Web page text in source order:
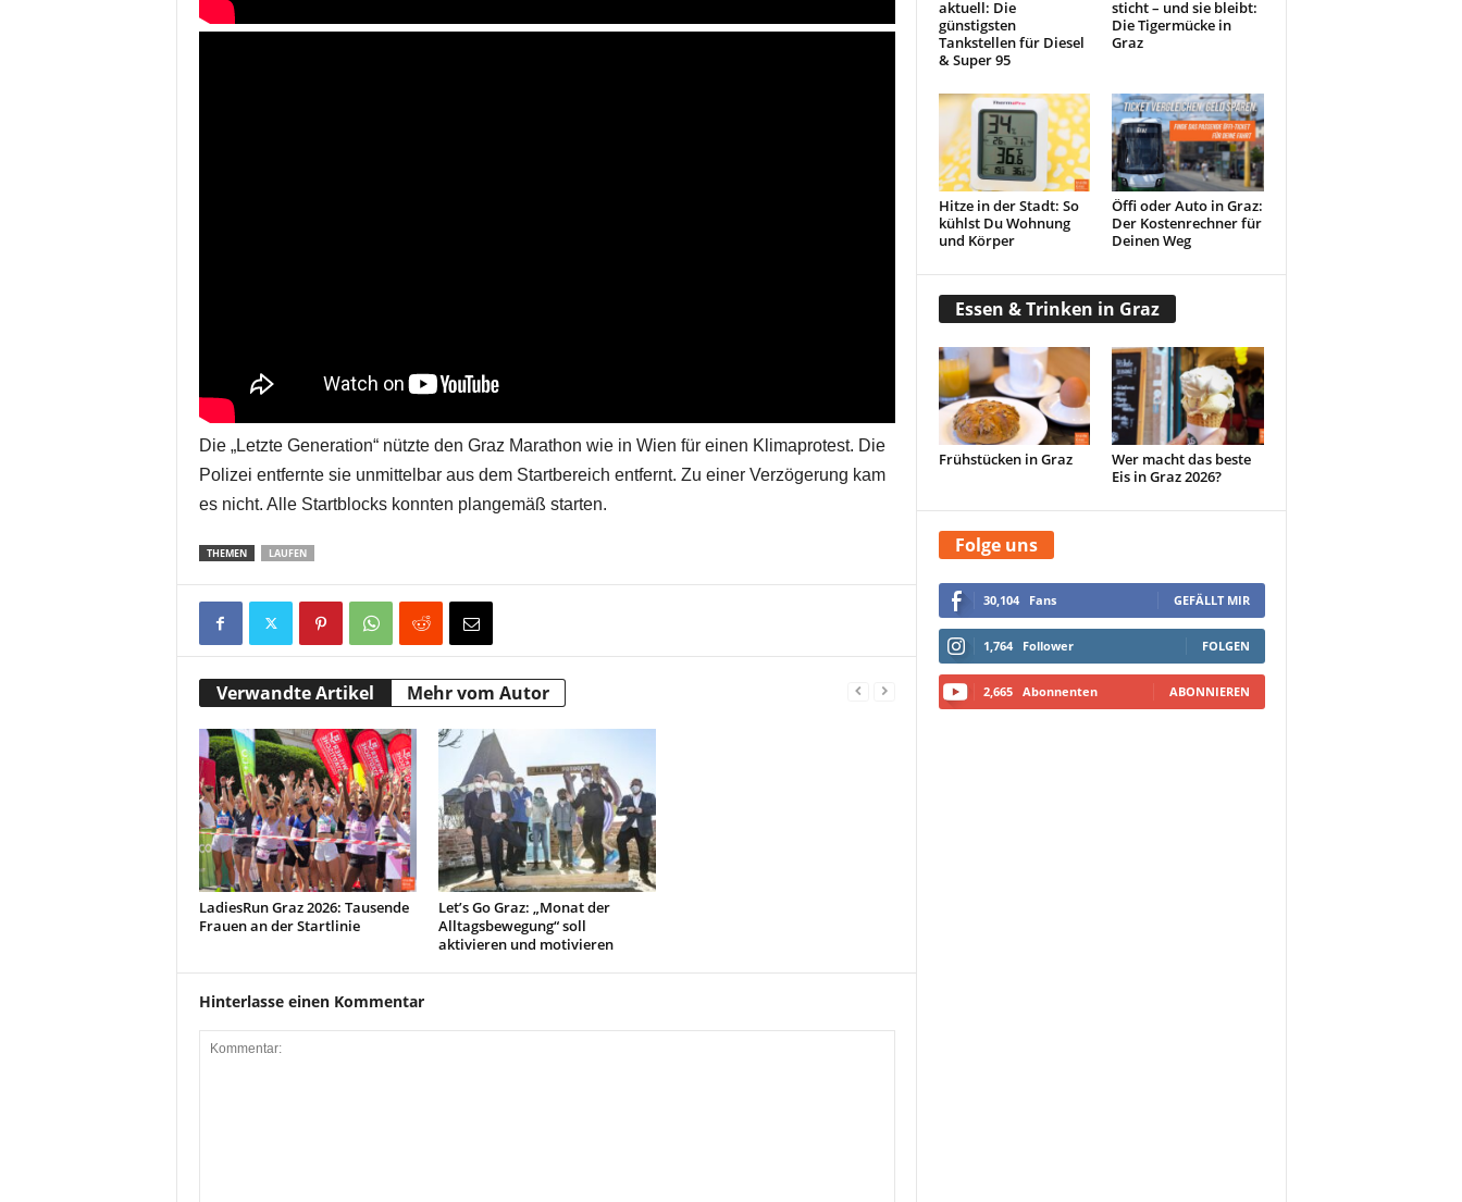
Die „Letzte Generation“ nützte den Graz Marathon wie in Wien für einen Klimaprotest. Die
Polizei entfernte sie unmittelbar aus dem Startbereich entfernt. Zu einer Verzögerung kam
es nicht. Alle Startblocks konnten plangemäß starten.
THEMEN LAUFEN
Verwandte Artikel Mehr vom Autor
LadiesRun Graz 2026: Tausende
Frauen an der Startlinie
Let’s Go Graz: „Monat der
Alltagsbewegung“ soll
aktivieren und motivieren
Hinterlasse einen Kommentar
aktuell: Die
günstigsten
Tankstellen für Diesel
& Super 95
sticht – und sie bleibt:
Die Tigermücke in
Graz
Hitze in der Stadt: So
kühlst Du Wohnung
und Körper
Öffi oder Auto in Graz:
Der Kostenrechner für
Deinen Weg
Essen & Trinken in Graz
Frühstücken in Graz
Wer macht das beste
Eis in Graz 2026?
Folge uns
30,104 Fans GEFÄLLT MIR
1,764 Follower FOLGEN
2,665 Abonnenten ABONNIEREN